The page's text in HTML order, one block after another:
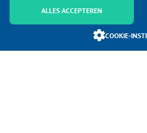
Onderdeel van Duijvelaar E-commerce
SoloMono.net
ALLES ACCEPTEREN
COOKIE-